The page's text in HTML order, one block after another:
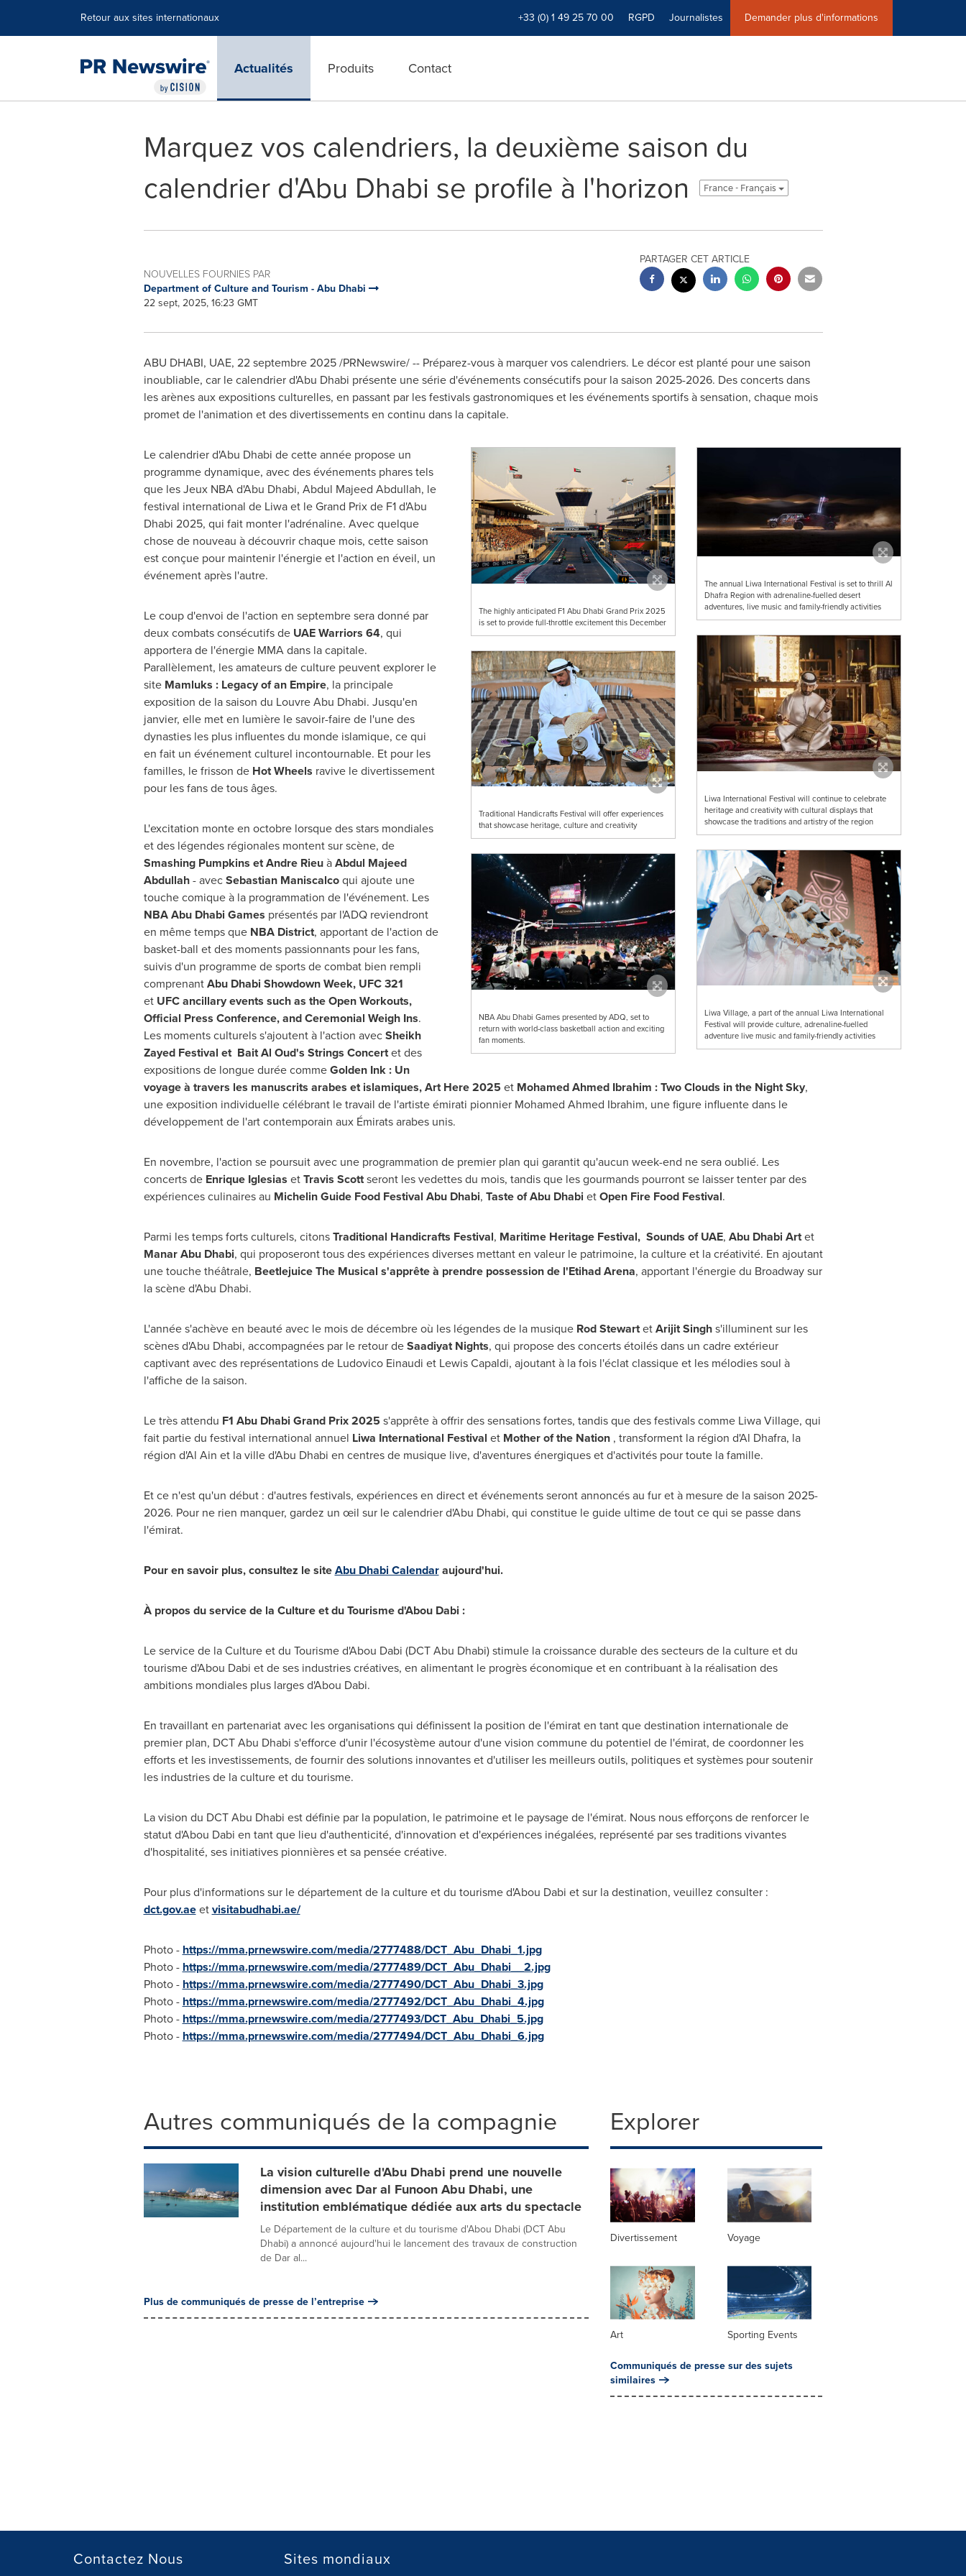
Retour aux sites internationaux +33 (0) 1 49 25 70 00 RGPD Journalistes Demander plus d'informations
Actualités Produits Contact
Marquez vos calendriers, la deuxième saison du
calendrier d'Abu Dhabi se profile à l'horizon
France - Français
NOUVELLES FOURNIES PAR
Department of Culture and Tourism - Abu Dhabi
22 sept, 2025, 16:23 GMT
PARTAGER CET ARTICLE
ABU DHABI, UAE, 22 septembre 2025/PRNewswire/ -- Préparez-vous à marquer vos calendriers. Le décor est planté pour une saison
inoubliable, car le calendrierd'Abu Dhabi présente une série d'événements consécutifs pour la saison 2025-2026. Des concerts dans
les arènes aux expositions culturelles, en passant par les festivals gastronomiques et les événements sportifs à sensation, chaque mois
promet de l'animation et des divertissements en continu dans la capitale.
The highly anticipated F1 Abu Dhabi Grand Prix 2025
is set to provide full-throttle excitement this December
The annual Liwa International Festival is set to thrill Al
Dhafra Region with adrenaline-fuelled desert
adventures, live music and family-friendly activities
Liwa International Festival will continue to celebrate
heritage and creativity with cultural displays that
showcase the traditions and artistry of the region
Traditional Handicrafts Festival will offer experiences
that showcase heritage, culture and creativity
Liwa Village, a part of the annual Liwa International
Festival will provide culture, adrenaline-fuelled
adventure live music and family-friendly activities
NBA Abu Dhabi Games presented by ADQ, set to
return with world-class basketball action and exciting
fan moments.
Le calendrier d'Abu Dhabi de cette année propose un
programme dynamique, avec des événements phares tels
que les Jeux NBA d'Abu Dhabi, Abdul Majeed Abdullah, le
festival international de Liwa et le Grand Prix de F1 d'Abu
Dhabi 2025, qui fait monter l'adrénaline. Avec quelque
chose de nouveau à découvrir chaque mois, cette saison
est conçue pour maintenir l'énergie et l'action en éveil, un
événement après l'autre.
Le coup d'envoi de l'action en septembre sera donné par
deux combats consécutifs de UAE Warriors 64, qui
apportera de l'énergie MMA dans la capitale.
Parallèlement, les amateurs de culture peuvent explorer le
siteMamluks : Legacy of an Empire, la principale
exposition de la saison du Louvre Abu Dhabi. Jusqu'en
janvier, elle met en lumière le savoir-faire de l'une des
dynasties les plus influentes du monde islamique, ce qui
en fait un événement culturel incontournable. Et pour les
familles, le frisson de Hot Wheels ravive le divertissement
pour les fans de tous âges.
L'excitation monte en octobre lorsque des stars mondiales
et des légendes régionales montent sur scène, de
Smashing Pumpkins etAndre RieuàAbdul Majeed
Abdullah- avecSebastian Maniscalcoqui ajoute une
touche comique à la programmation de l'événement. Les
NBA Abu Dhabi Games présentés par l'ADQ reviendront
en même temps que NBA District, apportant de l'action de
basket-ball et des moments passionnants pour les fans,
suivis d'un programme de sports de combat bien rempli
comprenantAbu Dhabi Showdown Week, UFC 321
etUFC ancillary events such as the Open Workouts,
Official Press Conference, and Ceremonial Weigh Ins.
Les moments culturels s'ajoutent à l'action avecSheikh
Zayed Festival et BaitAl Oud's Strings Concertet des
expositions de longue durée commeGolden Ink : Un
voyage à travers les manuscrits arabes et islamiques, Art Here 2025 et Mohamed Ahmed Ibrahim : Two Clouds in the Night Sky,
une exposition individuelle célébrant le travail de l'artiste émirati pionnier Mohamed Ahmed Ibrahim, une figure influente dans le
développement de l'art contemporain aux Émirats arabes unis.
En novembre, l'action se poursuit avec une programmation de premier plan qui garantit qu'aucun week-end ne sera oublié. Les
concerts de Enrique Iglesias etTravis Scottseront les vedettes du mois, tandis que les gourmands pourront se laisser tenter par des
expériences culinaires au Michelin Guide Food Festival Abu Dhabi, Taste ofAbu Dhabi etOpen Fire Food Festival.
Parmi les temps forts culturels, citonsTraditional Handicrafts Festival, Maritime Heritage Festival, Sounds of UAE, Abu Dhabi Artet
Manar Abu Dhabi, qui proposeront tous des expériences diverses mettant en valeur le patrimoine, la culture et la créativité. En ajoutant
une touche théâtrale, Beetlejuice The Musical s'apprête à prendre possession de l'Etihad Arena, apportant l'énergie du Broadway sur
la scène d'Abu Dhabi.
L'année s'achève en beauté avec le mois de décembre où les légendes de la musique Rod StewartetArijit Singhs'illuminent sur les
scènes d'Abu Dhabi, accompagnées par le retour deSaadiyat Nights, qui propose des concerts étoilés dans un cadre extérieur
captivant avec des représentations de Ludovico Einaudi et Lewis Capaldi, ajoutant à la fois l'éclat classique et les mélodies soul à
l'affiche de la saison.
Le très attendu F1 Abu Dhabi Grand Prix 2025 s'apprête à offrir des sensations fortes, tandis que des festivals comme Liwa Village, qui
fait partie du festival international annuel Liwa International Festival et Mother of the Nation, transforment la région d'Al Dhafra, la
région d'Al Ain et la ville d'Abu Dhabi en centres de musique live, d'aventures énergiques et d'activités pour toute la famille.
Et ce n'est qu'un début : d'autres festivals, expériences en direct et événements seront annoncés au fur et à mesure de la saison 2025-
2026. Pour ne rien manquer, gardez un œil sur le calendrier d'Abu Dhabi, qui constitue le guide ultime de tout ce qui se passe dans
l'émirat.
Pour en savoir plus, consultez le siteAbu Dhabi Calendaraujourd'hui.
À propos du service de la Culture et du Tourisme d'Abou Dabi :
Le service de la Culture et du Tourisme d'Abou Dabi (DCT Abu Dhabi) stimule la croissance durable des secteurs de la culture et du
tourisme d'Abou Dabi et de ses industries créatives, en alimentant le progrès économique et en contribuant à la réalisation des
ambitions mondiales plus larges d'Abou Dabi.
En travaillant en partenariat avec les organisations qui définissent la position de l'émirat en tant que destination internationale de
premier plan, DCT Abu Dhabi s'efforce d'unir l'écosystème autour d'une vision commune du potentiel de l'émirat, de coordonner les
efforts et les investissements, de fournir des solutions innovantes et d'utiliser les meilleurs outils, politiques et systèmes pour soutenir
les industries de la culture et du tourisme.
La vision du DCT Abu Dhabi est définie par la population, le patrimoine et le paysage de l'émirat. Nous nous efforçons de renforcer le
statut d'Abou Dabi en tant que lieu d'authenticité, d'innovation et d'expériences inégalées, représenté par ses traditions vivantes
d'hospitalité, ses initiatives pionnières et sa pensée créative.
Pour plus d'informations sur le département de la culture et du tourisme d'Abou Dabi et sur la destination, veuillez consulter :
dct.gov.aeetvisitabudhabi.ae/
Photo - https://mma.prnewswire.com/media/2777488/DCT_Abu_Dhabi_1.jpg
Photo - https://mma.prnewswire.com/media/2777489/DCT_Abu_Dhabi__2.jpg
Photo - https://mma.prnewswire.com/media/2777490/DCT_Abu_Dhabi_3.jpg
Photo - https://mma.prnewswire.com/media/2777492/DCT_Abu_Dhabi_4.jpg
Photo - https://mma.prnewswire.com/media/2777493/DCT_Abu_Dhabi_5.jpg
Photo - https://mma.prnewswire.com/media/2777494/DCT_Abu_Dhabi_6.jpg
Autres communiqués de la compagnie
La vision culturelle d'Abu Dhabi prend une nouvelle
dimension avec Dar al Funoon Abu Dhabi, une
institution emblématique dédiée aux arts du spectacle
Le Département de la culture et du tourisme d'Abou Dhabi (DCT Abu
Dhabi) a annoncé aujourd'hui le lancement des travaux de construction
de Dar al...
Plus de communiqués de presse de l’entreprise
Explorer
Divertissement Voyage
Art Sporting Events
Communiqués de presse sur des sujets
similaires
Contactez Nous Sites mondiaux